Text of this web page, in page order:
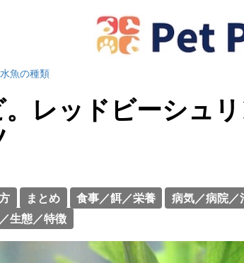
魚の種類
レッドビーシュ
まとめ 食事／餌／栄養
病気／病院／
生態／特徴